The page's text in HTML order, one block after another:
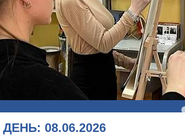
08.06.2026